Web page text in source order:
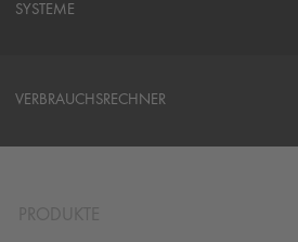
SYSTEME
VERBRAUCHSRECHNER